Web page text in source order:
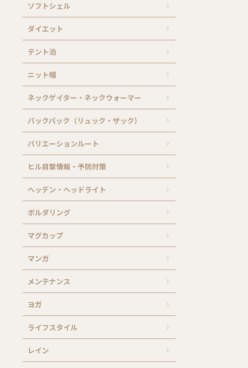
ソフトシェル
ダイエット
テント泊
ニット帽
ネックゲイター・ネックウォーマー
バックパック（リュック・ザック）
バリエーションルート
ヒル目撃情報・予防対策
ヘッデン・ヘッドライト
ボルダリング
マグカップ
マンガ
メンテナンス
ヨガ
ライフスタイル
レイン